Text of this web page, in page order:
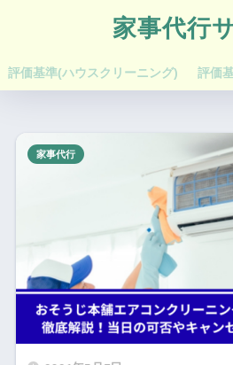
家事代行
評価基準(ハウスクリーニング) 評価
家事代行